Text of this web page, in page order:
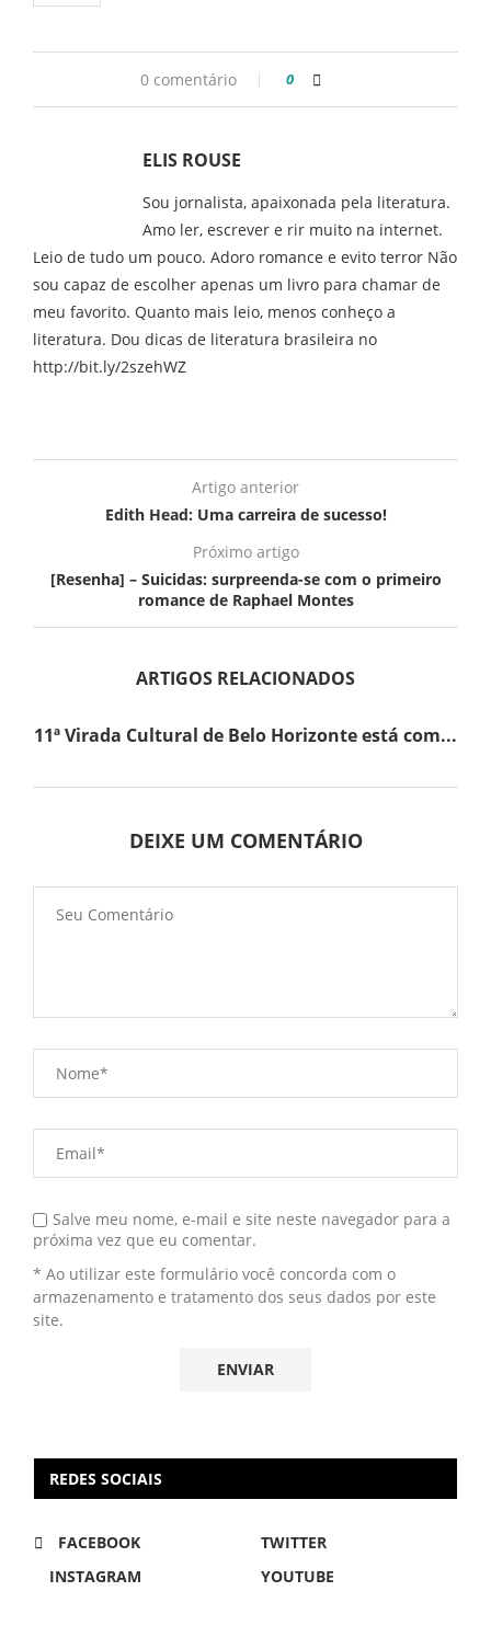
0 comentário 0
ELIS ROUSE
Sou jornalista, apaixonada pela literatura.
Amo ler, escrever e rir muito na internet.
Leio de tudo um pouco. Adoro romance e evito terror Não
sou capaz de escolher apenas um livro para chamar de
meu favorito. Quanto mais leio, menos conheço a
literatura. Dou dicas de literatura brasileira no
http://bit.ly/2szehWZ
Artigo anterior
Edith Head: Uma carreira de sucesso!
Próximo artigo
[Resenha] – Suicidas: surpreenda-se com o primeiro
romance de Raphael Montes
ARTIGOS RELACIONADOS
11ª Virada Cultural de Belo Horizonte está com...
DEIXE UM COMENTÁRIO
Salve meu nome, e-mail e site neste navegador para a
próxima vez que eu comentar.
* Ao utilizar este formulário você concorda com o
armazenamento e tratamento dos seus dados por este
site.
REDES SOCIAIS
FACEBOOK
TWITTER
INSTAGRAM
YOUTUBE